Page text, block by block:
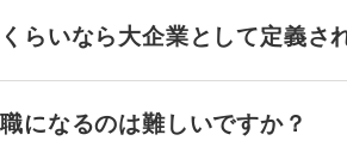
らいなら大企業として定義さ
になるのは難しいですか？